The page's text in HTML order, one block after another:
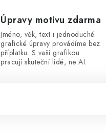
Úpravy motivu zdarma
Jméno, věk, text i jednoduché
grafické úpravy provádíme bez
příplatku. S vaší grafikou
pracují skuteční lidé, ne AI.